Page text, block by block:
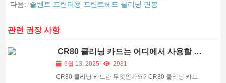
다음: 솔벤트 프린터용 프린트헤드 클리닝 면봉
관련 권장 사항
CR80 클리닝 카드는 어디에서 사용할 수
있나요?
6월 13, 2025
2981
CR80 클리닝 카드란 무엇인가요? CR80 클리닝 카드